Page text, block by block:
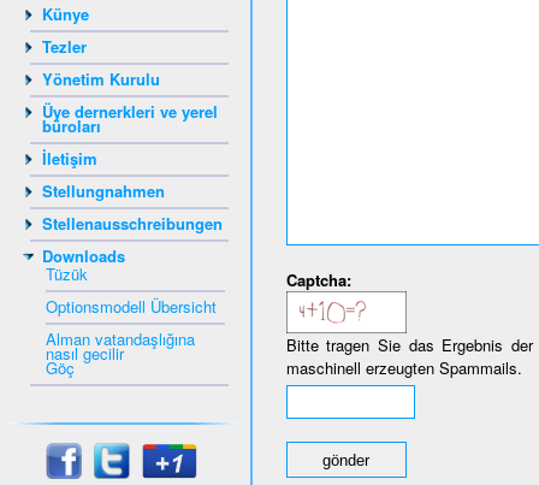
Künye
Tezler
Yönetim Kurulu
Üye dernerkleri ve yerel
büroları
İletişim
Stellungnahmen
Stellenausschreibungen
Downloads
Tüzük
Optionsmodell Übersicht
Alman vatandaşlığına
nasıl gecilir
Göç
Captcha:
Bitte tragen Sie das Ergebnis
maschinell erzeugten Spammails.